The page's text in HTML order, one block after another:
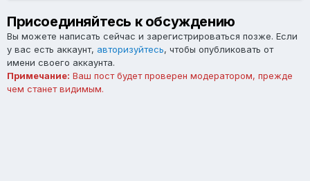
Присоединяйтесь к обсуждению
Вы можете написать сейчас и зарегистрироваться позже. Если
у вас есть аккаунт, авторизуйтесь, чтобы опубликовать от
имени своего аккаунта.
Примечание: Ваш пост будет проверен модератором, прежде
чем станет видимым.